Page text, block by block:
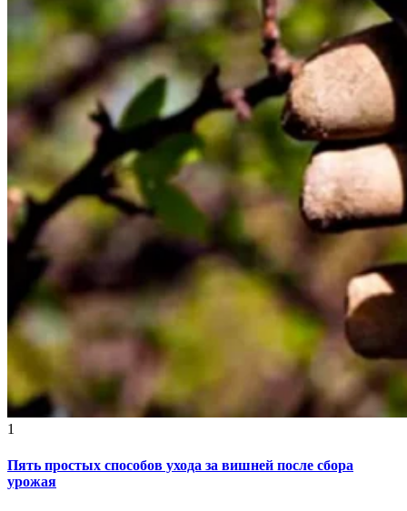
1
Пять простых способов ухода за вишней после сбора
урожая